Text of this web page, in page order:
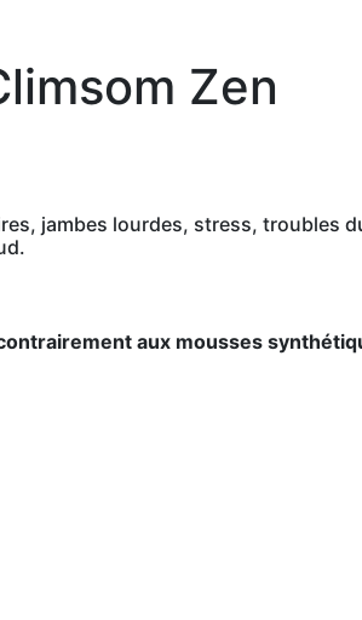
Zen
jambes lourdes, stress, troubles
aux mousses